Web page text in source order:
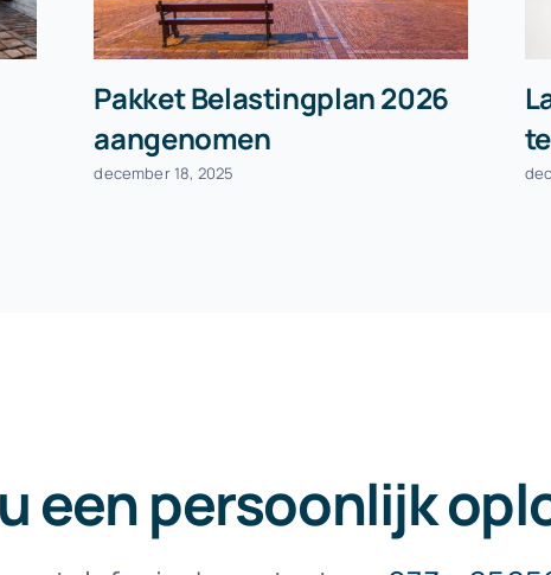
Pakket Belastingplan 2026
aangenomen
december 18, 2025
een persoonlijk